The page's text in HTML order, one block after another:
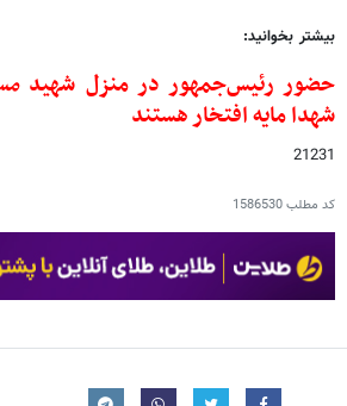
بیشتر بخوانید:
حضور رئیس‌جمهور در منزل شهید
شهدا مایه افتخار هستند
21231
کد مطلب1586530